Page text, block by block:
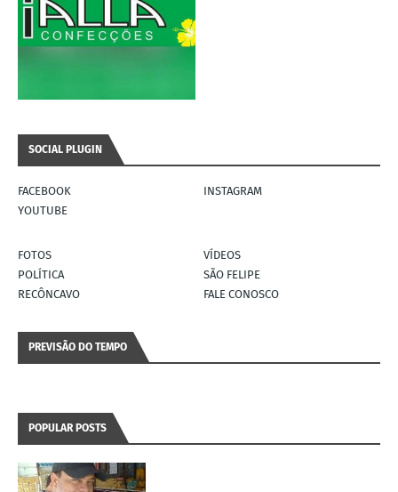
SOCIAL PLUGIN
FACEBOOK
INSTAGRAM
YOUTUBE
FOTOS
VÍDEOS
POLÍTICA
SÃO FELIPE
RECÔNCAVO
FALE CONOSCO
PREVISÃO DO TEMPO
POPULAR POSTS